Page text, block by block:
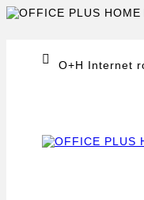
 O+H Internet